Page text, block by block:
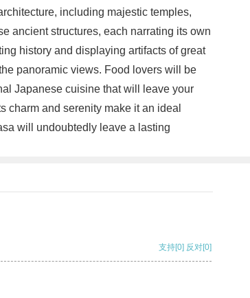
including majestic temples,
ancient structures, each narrating its own
history and displaying artifacts of great
panoramic views. Food lovers will be
Japanese cuisine that will leave your
charm and serenity make it an ideal
will undoubtedly leave a lasting
支持[0] 反对[0]